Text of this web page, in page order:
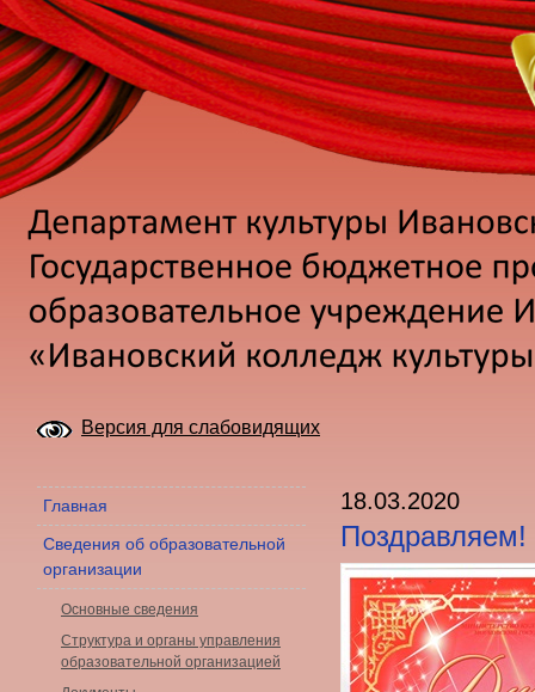
Версия для слабовидящих
Главная
Сведения об образовательной
организации
Основные сведения
Структура и органы управления
образовательной организацией
18.03.2020
Поздравляем!